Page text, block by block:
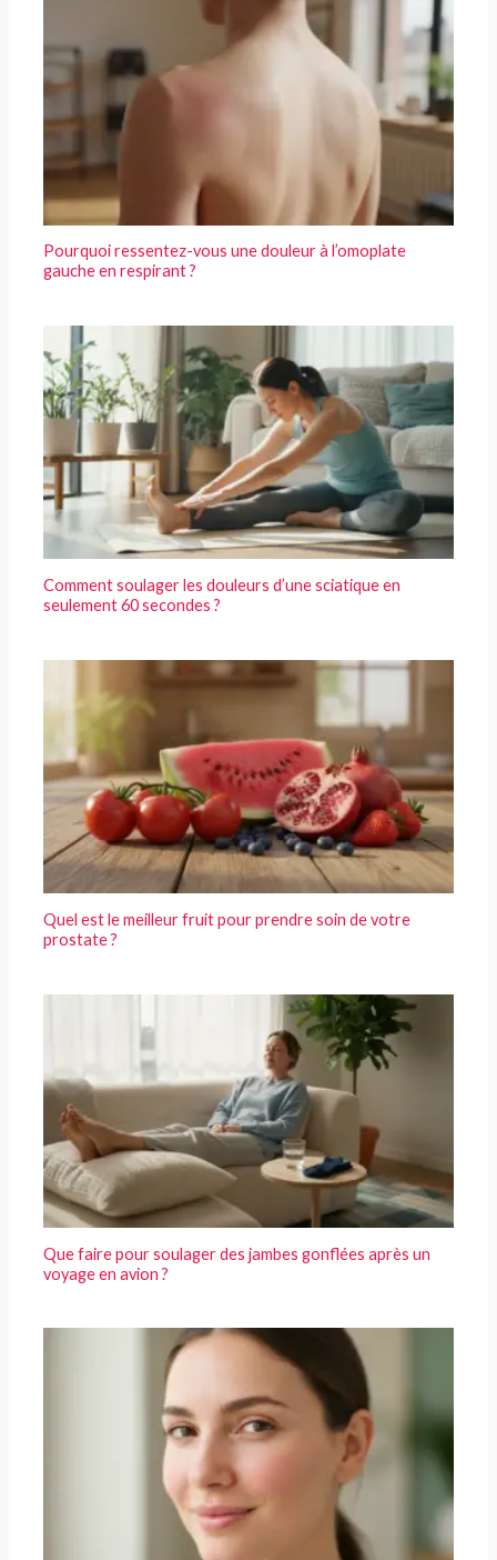
Pourquoi ressentez-vous une douleur à l’omoplate
gauche en respirant ?
Comment soulager les douleurs d’une sciatique en
seulement 60 secondes ?
Quel est le meilleur fruit pour prendre soin de votre
prostate ?
Que faire pour soulager des jambes gonflées après un
voyage en avion ?